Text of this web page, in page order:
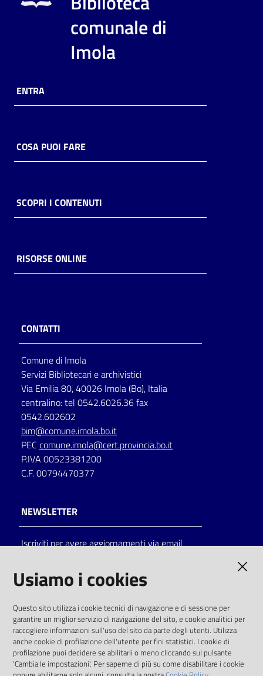
comunale di
Imola
ENTRA
COSA PUOI FARE
SCOPRI I CONTENUTI
RISORSE ONLINE
CONTATTI
Comune di Imola
Servizi Bibliotecari e archivistici
Via Emilia 80, 40026 Imola (Bo), Italia
centralino: tel 0542.6026.36 fax
0542.602602
bim@comune.imola.bo.it
PEC comune.imola@cert.provincia.bo.it
P.IVA 00523381200
C.F. 00794470377
NEWSLETTER
Iscriviti per avere aggiornamenti via email
solo alle condizioni previste dalla direttiva
comunitaria 2003/98/CE e dal d.lgs. 36/2006
SOCIAL
Usiamo i cookies
Questo sito utilizza i cookie tecnici di navigazione e di sessione per
garantire un miglior servizio di navigazione del sito, e cookie analitici per
raccogliere informazioni sull'uso del sito da parte degli utenti. Utilizza
anche cookie di profilazione dell'utente per fini statistici. I cookie di
profilazione puoi decidere se abilitarli o meno cliccando sul pulsante
'Cambia le impostazioni'. Per saperne di più su come disabilitare i cookie